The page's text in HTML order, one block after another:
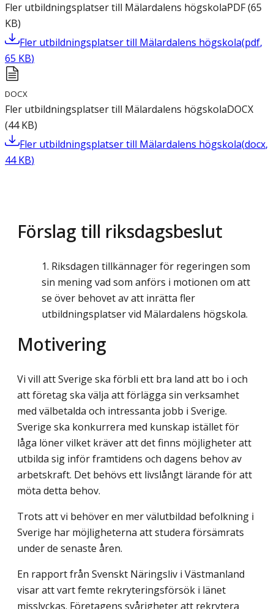
Fler utbildningsplatser till Mälardalens högskolaPDF(65
KB)
Fler utbildningsplatser till Mälardalens högskola(pdf,
65 KB)
DOCX
Fler utbildningsplatser till Mälardalens högskolaDOCX
(44 KB)
Fler utbildningsplatser till Mälardalens högskola(docx,
44 KB)
Förslag till riksdagsbeslut
Riksdagen tillkännager för regeringen som
sin mening vad som anförs i motionen om att
se över behovet av att inrätta fler
utbildningsplatser vid Mälardalens högskola.
Motivering
Vi vill att Sverige ska förbli ett bra land att bo i och
att företag ska välja att förlägga sin verksamhet
med välbetalda och intressanta jobb i Sverige.
Sverige ska konkurrera med kunskap istället för
låga löner vilket kräver att det finns möjligheter att
utbilda sig inför framtidens och dagens behov av
arbetskraft. Det behövs ett livslångt lärande för att
möta detta behov.
Trots att vi behöver en mer välutbildad befolkning i
Sverige har möjligheterna att studera försämrats
under de senaste åren.
En rapport från Svenskt Näringsliv i Västmanland
visar att vart femte rekryteringsförsök i länet
misslyckas. Företagens svårigheter att rekrytera